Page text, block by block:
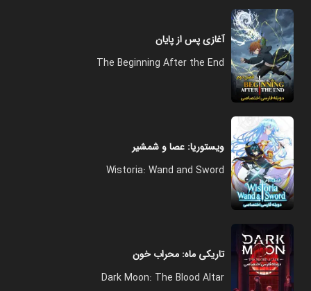
آغازی پس از پایان
The Beginning After the End
ویستوریا: عصا و شمشیر
Wistoria: Wand and Sword
تاریکی ماه: محراب خون
Dark Moon: The Blood Altar